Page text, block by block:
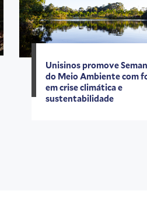
Unisinos promove
do Meio Ambiente com
em crise climática e
sustentabilidade